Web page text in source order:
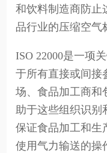
和饮料制造商防止
品行业的压缩空气
ISO 22000是一项
于所有直接或间接
场、食品加工商和
助于这些组织识别
保证食品加工和生
使用气力输送的操